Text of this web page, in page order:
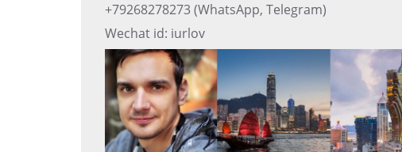
+79268278273 (WhatsApp, Telegram)
Wechat id: iurlov